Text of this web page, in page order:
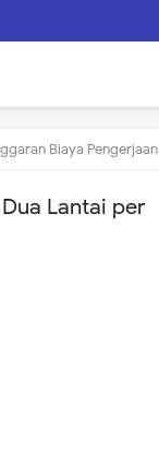
Pengerjaan Bangun Rumah Dua Lantai per m2
Lantai per